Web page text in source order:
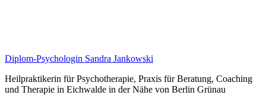
Diplom-Psychologin Sandra Jankowski
Heilpraktikerin für Psychotherapie, Praxis für Beratung, Coaching
und Therapie in Eichwalde in der Nähe von Berlin Grünau